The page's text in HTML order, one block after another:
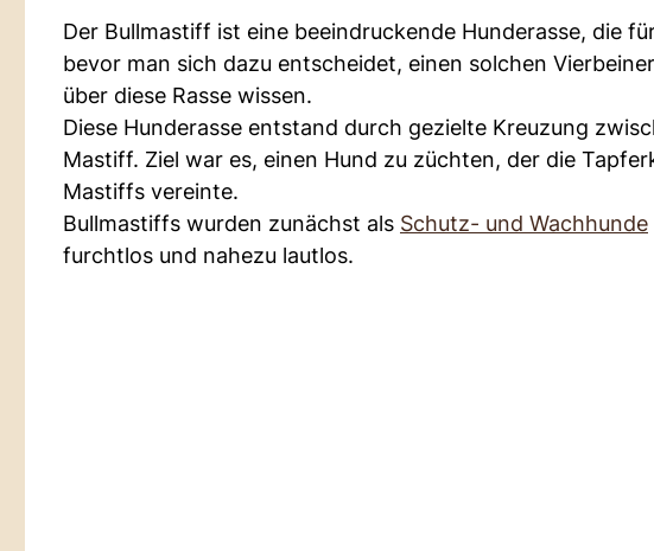
Der Bullmastiff ist eine beeindruckende Hunderasse, die
bevor man sich dazu entscheidet, einen solchen
über diese Rasse wissen.
Diese Hunderasse entstand durch gezielte Kreuzung
Mastiff. Ziel war es, einen Hund zu züchten, der die
Mastiffs vereinte.
Bullmastiffs wurden zunächst als Schutz- und Wachhunde
furchtlos und nahezu lautlos.